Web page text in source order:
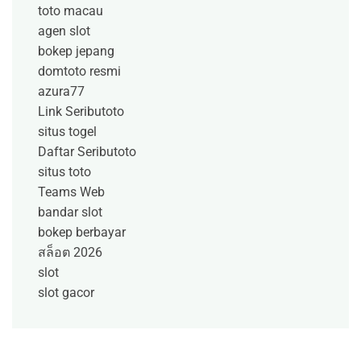
toto macau
agen slot
bokep jepang
domtoto resmi
azura77
Link Seributoto
situs togel
Daftar Seributoto
situs toto
Teams Web
bandar slot
bokep berbayar
สล็อต 2026
slot
slot gacor